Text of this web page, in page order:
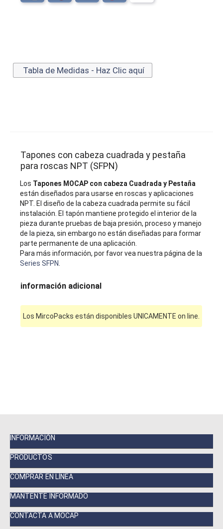
Tabla de Medidas - Haz Clic aquí
Tapones con cabeza cuadrada y pestaña
para roscas NPT (SFPN)
Los Tapones MOCAP con cabeza Cuadrada y Pestaña
están diseñados para usarse en roscas y aplicaciones
NPT. El diseño de la cabeza cuadrada permite su fácil
instalación. El tapón mantiene protegido el interior de la
pieza durante pruebas de baja presión, proceso y manejo
de la pieza, sin embargo no están diseñadas para formar
parte permanente de una aplicación.
Para más información, por favor vea nuestra página de la
Series SFPN.
información adicional
Los MircoPacks están disponibles UNICAMENTE on line.
INFORMACIÓN
PRODUCTOS
COMPRAR EN LÍNEA
MANTENTE INFORMADO
CONTACTA A MOCAP